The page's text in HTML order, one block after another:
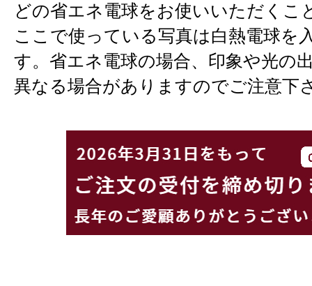
どの省エネ電球をお使いいただくこ
ここで使っている写真は白熱電球を
す。省エネ電球の場合、印象や光の
異なる場合がありますのでご注意下